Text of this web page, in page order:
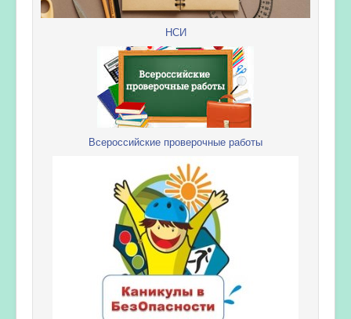
НСИ
Всероссийские проверочные работы